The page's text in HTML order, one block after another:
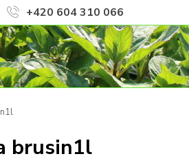
+420 604 310 066
brusin1l